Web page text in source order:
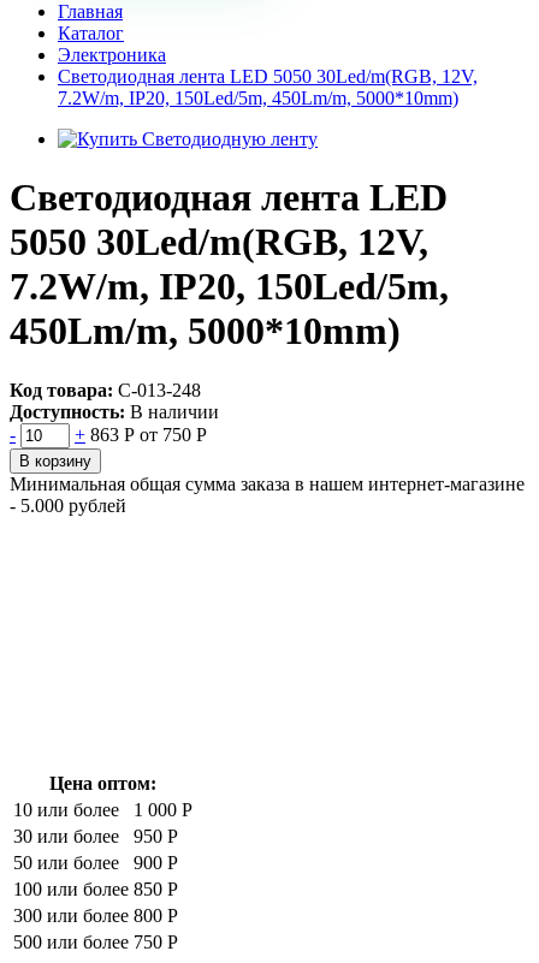
Главная
Каталог
Электроника
Светодиодная лента LED 5050 30Led/m(RGB, 12V,
7.2W/m, IP20, 150Led/5m, 450Lm/m, 5000*10mm)
Светодиодная лента LED
5050 30Led/m(RGB, 12V,
7.2W/m, IP20, 150Led/5m,
450Lm/m, 5000*10mm)
Код товара: С-013-248
Доступность: В наличии
-
+ 863 Р от 750 Р
В корзину
Минимальная общая сумма заказа в нашем интернет-магазине
- 5.000 рублей
Цена оптом:
10 или более
1 000 Р
30 или более
950 Р
50 или более
900 Р
100 или более 850 Р
300 или более 800 Р
500 или более 750 Р